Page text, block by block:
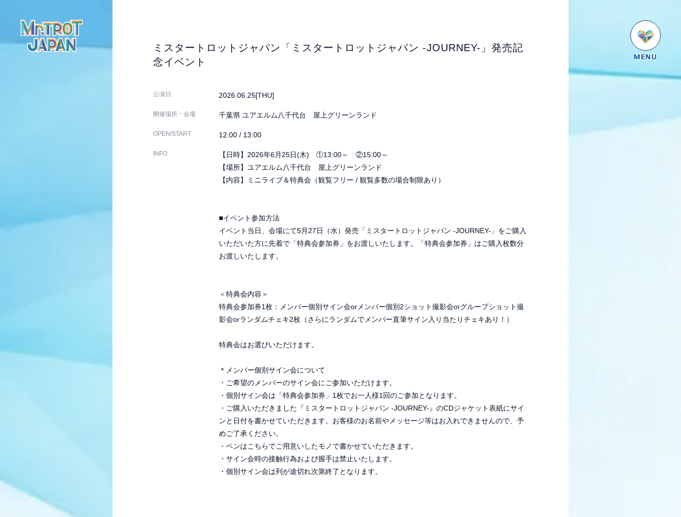
ミスタートロットジャパン「ミスタートロットジャパン -JOURNEY-」発売記
念イベント
公演日 2026.06.25[THU]
開催場所・会場 千葉県 ユアエルム八千代台 屋上グリーンランド
OPEN/START 12:00 / 13:00
INFO
【日時】2026年6月25日(木) ①13:00～ ②15:00～
【場所】ユアエルム八千代台 屋上グリーンランド
【内容】ミニライブ＆特典会（観覧フリー / 観覧多数の場合制限あり）
■イベント参加方法
イベント当日、会場にて5月27日（水）発売「ミスタートロットジャパン -JOURNEY-」をご購入
いただいた方に先着で「特典会参加券」をお渡しいたします。「特典会参加券」はご購入枚数分
お渡しいたします。
＜特典会内容＞
特典会参加券1枚：メンバー個別サイン会orメンバー個別2ショット撮影会orグループショット撮
影会orランダムチェキ2枚（さらにランダムでメンバー直筆サイン入り当たりチェキあり！）
特典会はお選びいただけます。
＊メンバー個別サイン会について
・ご希望のメンバーのサイン会にご参加いただけます。
・個別サイン会は「特典会参加券」1枚でお一人様1回のご参加となります。
・ご購入いただきました『ミスタートロットジャパン -JOURNEY-』のCDジャケット表紙にサイ
ンと日付を書かせていただきます。お客様のお名前やメッセージ等はお入れできませんので、予
めご了承ください。
・ペンはこちらでご用意いしたモノで書かせていただきます。
・サイン会時の接触行為および握手は禁止いたします。
・個別サイン会は列が途切れ次第終了となります。